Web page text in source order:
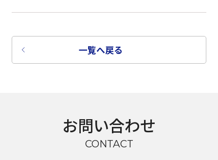
日本語
一覧へ戻る
お問い合わせ
CONTACT